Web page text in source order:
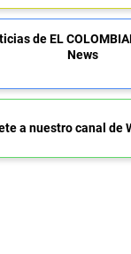
de EL
News
a nuestro canal de